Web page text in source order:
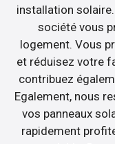
installation
société vous
logement. Vous
et réduisez votre
contribuez
Egalement, nous
vos panneaux
rapidement